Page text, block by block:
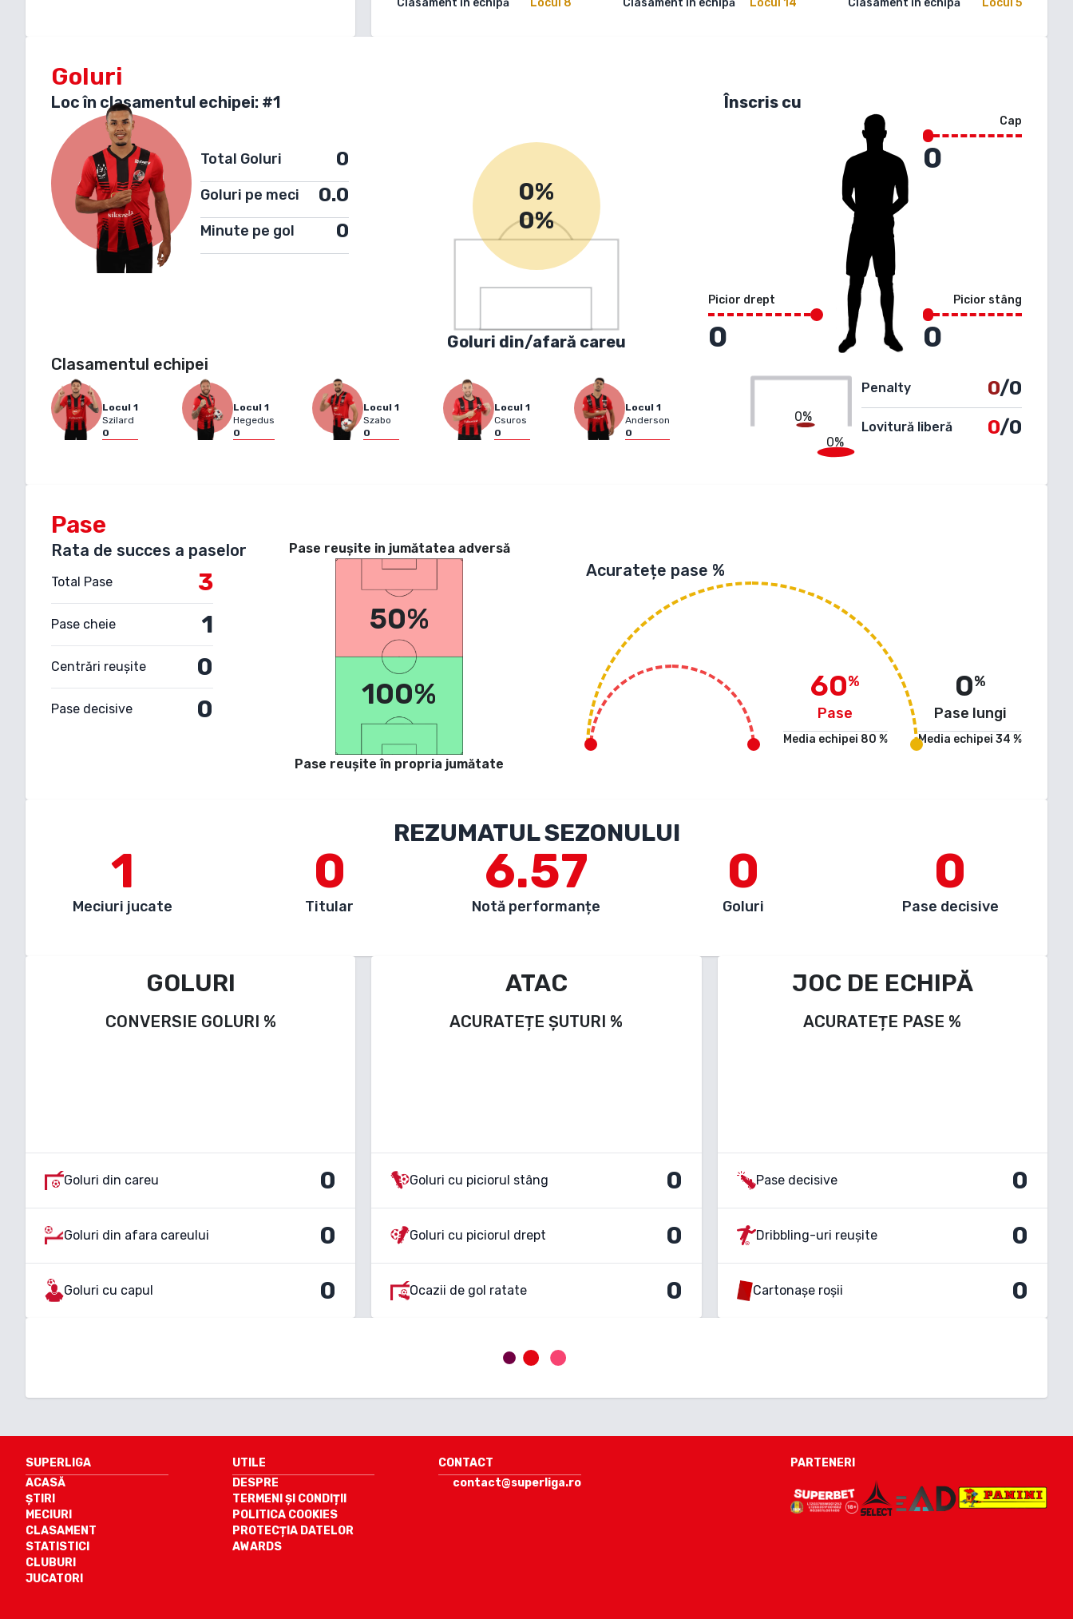
Clasament în echipă Locul 8 Clasament în echipă Locul 14 Clasament în echipă Locul 5
Goluri
Loc în clasamentul echipei: #1
Total Goluri 0
Goluri pe meci 0.0
Minute pe gol 0
0%
0%
Goluri din/afară careu
Înscris cu
Picior drept
0
Cap
0
Picior stâng
0
Clasamentul echipei
Locul 1
Szilard
0
Locul 1
Hegedus
0
Locul1
Szabo
0
Locul1
Csuros
0
Locul 1
Anderson
0
0%
0%
Penalty 0/0
Lovitură liberă 0/0
Pase
Rata de succes a paselor
Total Pase 3
Pase cheie 1
Centrări reușite 0
Pase decisive 0
Pase reușite in jumătatea adversă
50%
100%
Pase reușite în propria jumătate
Acuratețe pase %
60%
Pase
Media echipei 80 %
0%
Pase lungi
Media echipei 34 %
REZUMATUL SEZONULUI
1
Meciuri jucate
0
Titular
6.57
Notă performanțe
0
Goluri
0
Pase decisive
GOLURI
CONVERSIE GOLURI %
Goluri din careu 0
Goluri din afara careului 0
Goluri cu capul 0
ATAC
ACURATEȚE ȘUTURI %
Goluri cu piciorul stâng 0
Goluri cu piciorul drept 0
Ocazii de gol ratate 0
JOC DE ECHIPĂ
ACURATEȚE PASE %
Pase decisive 0
Dribbling-uri reușite 0
Cartonașe roșii 0
SUPERLIGA
ACASĂ
ȘTIRI
MECIURI
CLASAMENT
STATISTICI
CLUBURI
JUCATORI
UTILE
DESPRE
TERMENI ȘI CONDIȚII
POLITICA COOKIES
PROTECȚIA DATELOR
AWARDS
CONTACT
contact@superliga.ro
PARTENERI